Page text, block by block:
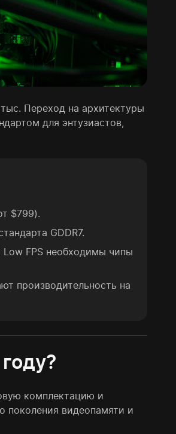
Переход на архитектуры
для энтузиастов,
$799).
GDDR7.
Low FPS необходимы чипы
производительность на
комплектацию и
поколения видеопамяти и